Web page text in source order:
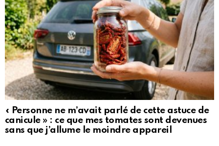
« Personne ne m’avait parlé de cette astuce de
canicule » : ce que mes tomates sont devenues
sans que j’allume le moindre appareil